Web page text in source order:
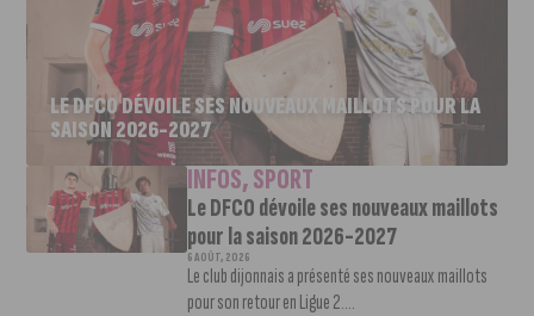
LE DFCO DÉVOILE SES NOUVEAUX MAILLOTS POUR LA
SAISON 2026-2027
INFOS,SPORT
Le DFCO dévoile ses nouveaux maillots
pour la saison 2026-2027
6 AOÛT, 2026
Le club dijonnais a présenté ses nouveaux maillots
pour son retour en Ligue 2....